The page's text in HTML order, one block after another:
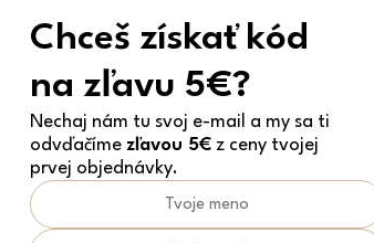
Chceš získať kód
na zľavu 5€?
Nechaj nám tu svoj e-mail a my sa ti
odvďačíme zľavou 5€ z ceny tvojej
prvej objednávky.